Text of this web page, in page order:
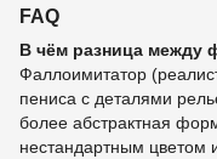
FAQ
В чём разница между
Фаллоимитатор
пениса с деталями
более абстрактная
нестандартным